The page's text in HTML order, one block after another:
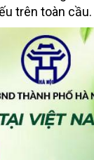
trên toàn cầu.